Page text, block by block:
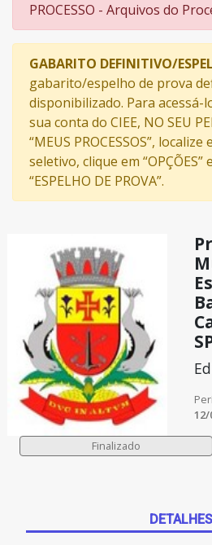
PROCESSO - Arquivos do
GABARITO DEFINITIVO/
gabarito/espelho de prova
disponibilizado. Para acessá-
sua conta do CIEE, NO SEU
“MEUS PROCESSOS”,
seletivo, clique em “OPÇÕES”
“ESPELHO DE PROVA”.
12/
DETALHES